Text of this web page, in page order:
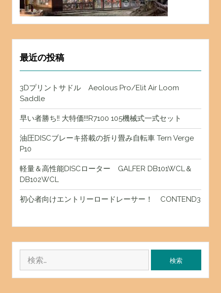
最近の投稿
3Dプリントサドル Aeolous Pro/Elit Air Loom
Saddle
早い者勝ち!! 大特価!!!R7100 105機械式一式セット
油圧DISCブレーキ搭載の折り畳み自転車 Tern Verge
P10
軽量＆高性能DISCローター GALFER DB101WCL＆
DB102WCL
初心者向けエントリーロードレーサー！ CONTEND3